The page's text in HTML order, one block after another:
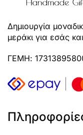
Δημιουργία
μεράκι για εσάς
ΓΕΜΗ: